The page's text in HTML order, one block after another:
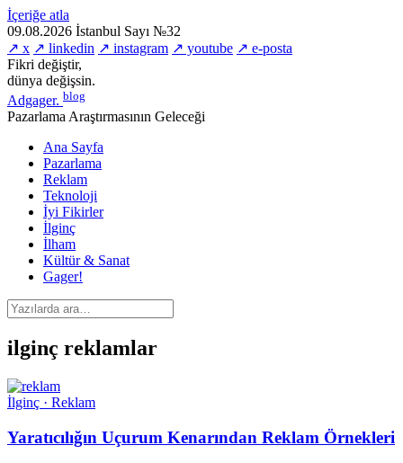
İçeriğe atla
09.08.2026 İstanbul Sayı №32
↗ x ↗ linkedin ↗ instagram ↗ youtube ↗ e-posta
Fikri değiştir,
dünya değişsin.
Adgager. blog
Pazarlama Araştırmasının Geleceği
Ana Sayfa
Pazarlama
Reklam
Teknoloji
İyi Fikirler
İlginç
İlham
Kültür & Sanat
Gager!
ilginç reklamlar
İlginç · Reklam
Yaratıcılığın Uçurum Kenarından Reklam Örnekleri